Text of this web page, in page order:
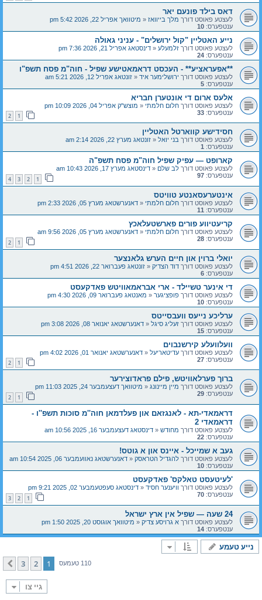
דאס בילד פונעם יאר
לעצטע פאוסט דורך מלך בייוואז « מיטוואך אפריל 22, 2026 5:42 pm
ענטפערס: 10
נייע האטליין "קול ירושלים" - עניני גאולה
לעצטע פאוסט דורך זלמעלע « דינסטאג אפריל 21, 2026 7:36 pm
ענטפערס: 24
**אפעראציע** - העכסט דראמאטישע שפיל - חוה"מ פסח תשפ"ו
לעצטע פאוסט דורך ירושלימער איד « זונטאג אפריל 12, 2026 5:21 am
ענטפערס: 5
אלעס ארום די אונטערן חבריא
לעצטע פאוסט דורך חלום חלמתי « מוצש"ק אפריל 04, 2026 10:09 pm
ענטפערס: 33
1
2
חסידישע קווארטל האטליין
לעצטע פאוסט דורך בני יואל « זונטאג מערץ 22, 2026 2:14 am
ענטפערס: 1
קארופט — עפיק שפיל חוה"מ פסח תשפ"ה
לעצטע פאוסט דורך לב שלם « דינסטאג מערץ 17, 2026 10:43 am
ענטפערס: 97
1
2
3
4
אינטערעסאנטע טוויטס
לעצטע פאוסט דורך חלום חלמתי « דאנערשטאג מערץ 05, 2026 2:33 pm
ענטפערס: 11
קריעטיווע פורים פארשטעלאכץ
לעצטע פאוסט דורך חלום חלמתי « דאנערשטאג מערץ 05, 2026 9:56 am
ענטפערס: 28
1
2
יואלי ברוין און חיים הערש גלאנצער
לעצטע פאוסט דורך דוד הצדיק « זונטאג פעברואר 22, 2026 4:51 pm
ענטפערס: 6
די אינער טשיילד - ארי אבראמאוויטש פאדקעסט
לעצטע פאוסט דורך פופציגער « מאנטאג פעברואר 09, 2026 4:30 pm
ענטפערס: 10
ערליכע נייעס וועבסייטס
לעצטע פאוסט דורך זעליג סיגל « דאנערשטאג יאנואר 08, 2026 3:08 pm
ענטפערס: 15
וועלוועלע קירשנבוים
לעצטע פאוסט דורך עדיטאריעל « דאנערשטאג יאנואר 01, 2026 4:02 pm
ענטפערס: 27
1
2
ברוך פערלאוויטש, פילם פראדוצירער
לעצטע פאוסט דורך מיין מיינונג « מיטוואך דעצעמבער 24, 2025 11:03 pm
ענטפערס: 29
1
2
דראמאדי-תא - לאנגזאם און פעלדמאן חוה''מ סוכות תשפ''ו -
דראמאדי 2
לעצטע פאוסט דורך מחודש « דינסטאג דעצעמבער 16, 2025 10:56 am
ענטפערס: 22
געב א שמייכל - איינס און א גוטס!
לעצטע פאוסט דורך להגדיל הטראסק « דאנערשטאג נאוועמבער 06, 2025 10:54 am
ענטפערס: 10
'לעיטעסט טאלקס' פאדקעסט
לעצטע פאוסט דורך וויענער חסיד « דינסטאג סעפטעמבער 02, 2025 9:21 pm
ענטפערס: 70
1
2
3
24 שעה — שפיל אין ארץ ישראל
לעצטע פאוסט דורך א גרויסע צדיק « מיטוואך אוגוסט 20, 2025 1:50 pm
ענטפערס: 14
נייע טעמע
110 טעמעס 1
2
3
קומענדיגע
גיי צו